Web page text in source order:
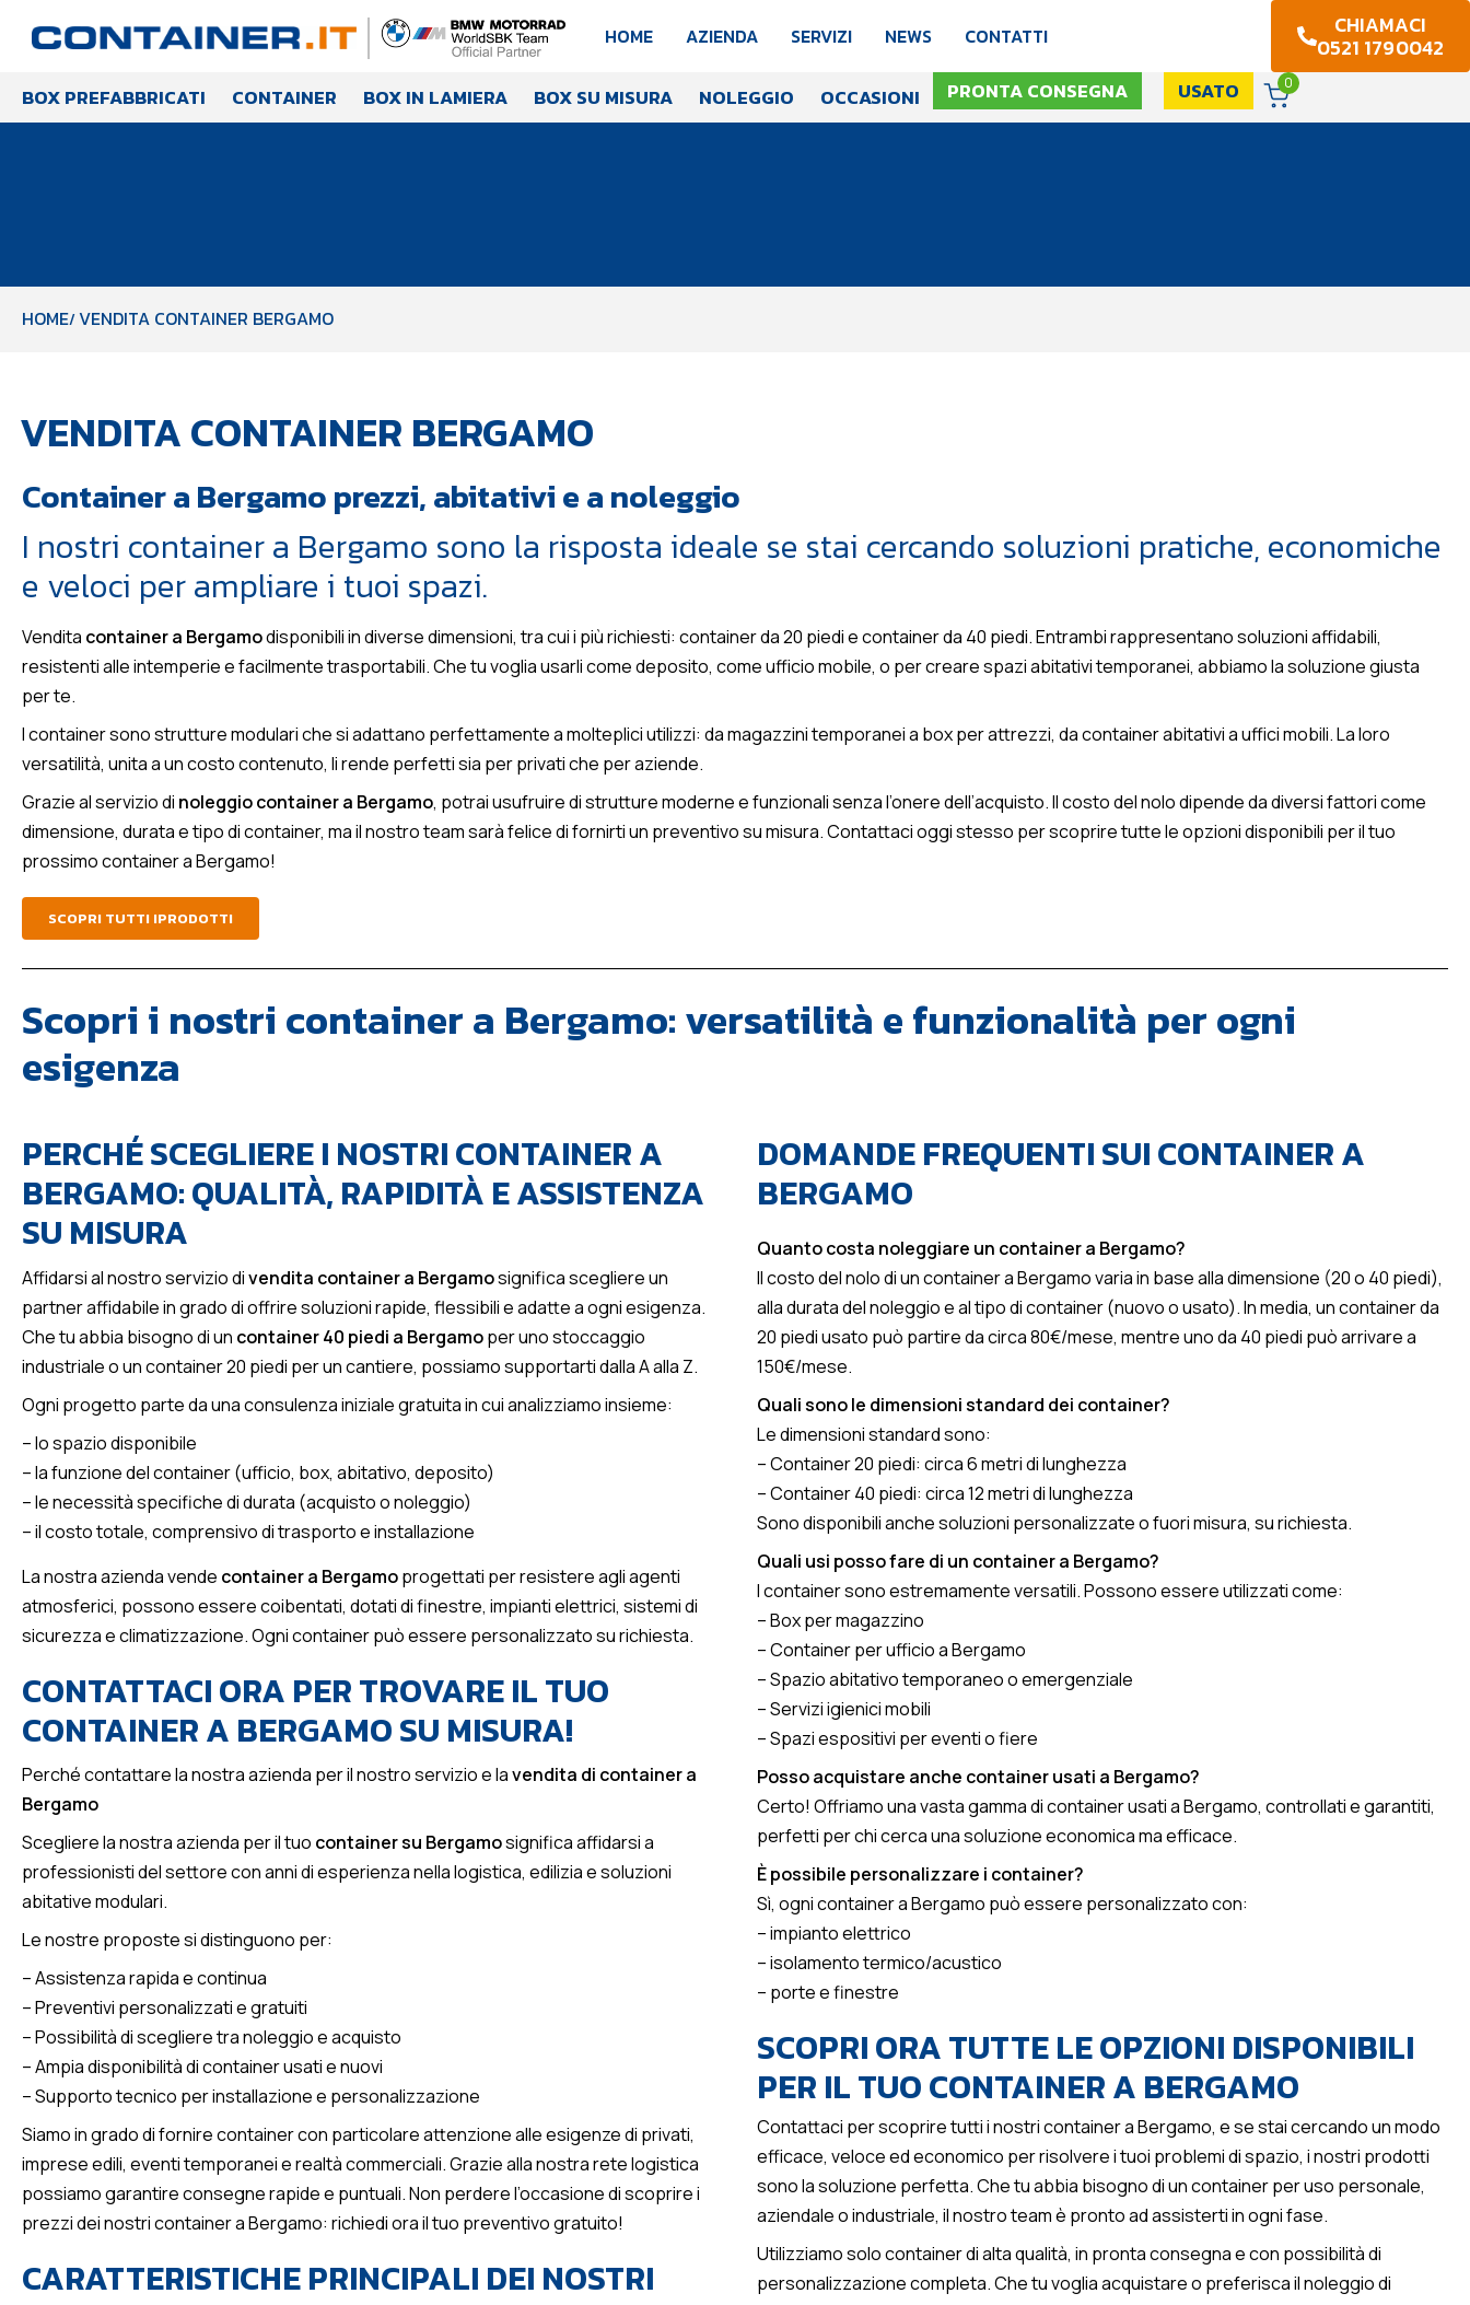
HOME AZIENDA SERVIZI NEWS CONTATTI CHIAMACI
0521 1790042
BOX PREFABBRICATI CONTAINER BOX IN LAMIERA BOX SU MISURA NOLEGGIO OCCASIONI PRONTA CONSEGNA USATO 0
HOME VENDITA CONTAINER BERGAMO
VENDITA CONTAINER BERGAMO
Container a Bergamo prezzi, abitativi e a noleggio
I nostri container a Bergamo sono la risposta ideale se stai cercando soluzioni pratiche, economiche
e veloci per ampliare i tuoi spazi.
Vendita container a Bergamodisponibili in diverse dimensioni, tra cui i più richiesti: container da 20 piedi e container da 40 piedi. Entrambi rappresentano soluzioni affidabili,
resistenti alle intemperie e facilmente trasportabili. Che tu voglia usarli come deposito, come ufficio mobile, o per creare spazi abitativi temporanei, abbiamo la soluzione giusta
per te.
I container sono strutture modulari che si adattano perfettamente a molteplici utilizzi: da magazzini temporanei a box per attrezzi, da container abitativi a uffici mobili. La loro
versatilità, unita a un costo contenuto, li rende perfetti sia per privati che per aziende.
Grazie al servizio di noleggio container a Bergamo, potrai usufruire di strutture moderne e funzionali senza l’onere dell’acquisto. Il costo del nolo dipende da diversi fattori come
dimensione, durata e tipo di container, ma il nostro team sarà felice di fornirti un preventivo su misura. Contattaci oggi stesso per scoprire tutte le opzioni disponibili per il tuo
prossimo container a Bergamo!
SCOPRI TUTTI IPRODOTTI
Scopri i nostri container a Bergamo: versatilità e funzionalità per ogni
esigenza
PERCHÉ SCEGLIERE I NOSTRI CONTAINER A
BERGAMO: QUALITÀ, RAPIDITÀ E ASSISTENZA
SU MISURA
Affidarsi al nostro servizio divendita container a Bergamosignifica scegliere un
partner affidabile in grado di offrire soluzioni rapide, flessibili e adatte a ogni esigenza.
Che tu abbia bisogno di un container 40 piedi a Bergamoper uno stoccaggio
industriale o un container 20 piedi per un cantiere, possiamo supportarti dalla A alla Z.
Ogni progetto parte da una consulenza iniziale gratuita in cui analizziamo insieme:
– lo spazio disponibile
– la funzione del container (ufficio, box, abitativo, deposito)
– le necessità specifiche di durata (acquisto o noleggio)
– il costo totale, comprensivo di trasporto e installazione
La nostra azienda vende container a Bergamoprogettati per resistere agli agenti
atmosferici, possono essere coibentati, dotati di finestre, impianti elettrici, sistemi di
sicurezza e climatizzazione. Ogni container può essere personalizzato su richiesta.
CONTATTACI ORA PER TROVARE IL TUO
CONTAINER A BERGAMO SU MISURA!
Perché contattare la nostra azienda per il nostro servizio e lavendita di container a
Bergamo
Scegliere la nostra azienda per il tuo container su Bergamosignifica affidarsi a
professionisti del settore con anni di esperienza nella logistica, edilizia e soluzioni
abitative modulari.
Le nostre proposte si distinguono per:
– Assistenza rapida e continua
– Preventivi personalizzati e gratuiti
– Possibilità di scegliere tra noleggio e acquisto
– Ampia disponibilità di container usati e nuovi
– Supporto tecnico per installazione e personalizzazione
Siamo in grado di fornire container con particolare attenzione alle esigenze di privati,
imprese edili, eventi temporanei e realtà commerciali. Grazie alla nostra rete logistica
possiamo garantire consegne rapide e puntuali. Non perdere l’occasione di scoprire i
prezzi dei nostri container a Bergamo: richiedi ora il tuo preventivo gratuito!
CARATTERISTICHE PRINCIPALI DEI NOSTRI
DOMANDE FREQUENTI SUI CONTAINER A
BERGAMO
Quanto costa noleggiare un container a Bergamo?
Il costo del nolo di un container a Bergamo varia in base alla dimensione (20 o 40 piedi),
alla durata del noleggio e al tipo di container (nuovo o usato). In media, un container da
20 piedi usato può partire da circa 80€/mese, mentre uno da 40 piedi può arrivare a
150€/mese.
Quali sono le dimensioni standard dei container?
Le dimensioni standard sono:
– Container 20 piedi: circa 6 metri di lunghezza
– Container 40 piedi: circa 12 metri di lunghezza
Sono disponibili anche soluzioni personalizzate o fuori misura, su richiesta.
Quali usi posso fare di un container a Bergamo?
I container sono estremamente versatili. Possono essere utilizzati come:
– Box per magazzino
– Container per ufficio a Bergamo
– Spazio abitativo temporaneo o emergenziale
– Servizi igienici mobili
– Spazi espositivi per eventi o fiere
Posso acquistare anche container usati a Bergamo?
Certo! Offriamo una vasta gamma di container usati a Bergamo, controllati e garantiti,
perfetti per chi cerca una soluzione economica ma efficace.
È possibile personalizzare i container?
Sì, ogni container a Bergamo può essere personalizzato con:
– impianto elettrico
– isolamento termico/acustico
– porte e finestre
SCOPRI ORA TUTTE LE OPZIONI DISPONIBILI
PER IL TUO CONTAINER A BERGAMO
Contattaci per scoprire tutti i nostri container a Bergamo, e se stai cercando un modo
efficace, veloce ed economico per risolvere i tuoi problemi di spazio, i nostri prodotti
sono la soluzione perfetta. Che tu abbia bisogno di un container per uso personale,
aziendale o industriale, il nostro team è pronto ad assisterti in ogni fase.
Utilizziamo solo container di alta qualità, in pronta consegna e con possibilità di
personalizzazione completa. Che tu voglia acquistare o preferisca il noleggio di